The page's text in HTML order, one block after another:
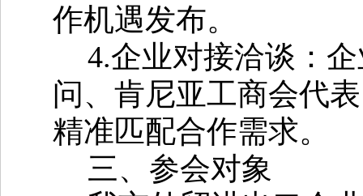
作机遇发布。
4.企业对接洽谈：
问、肯尼亚工商会代
精准匹配合作需求。
三、参会对象